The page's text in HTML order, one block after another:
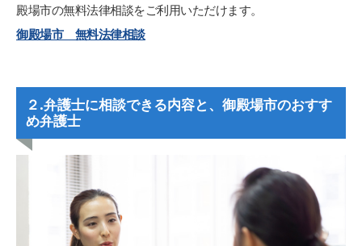
殿場市の無料法律相談をご利用いただけます。
御殿場市 無料法律相談
２.弁護士に相談できる内容と、御殿場市のおすす
め弁護士